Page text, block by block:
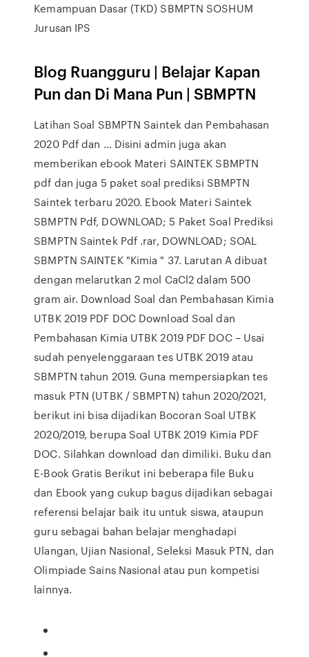
Kemampuan Dasar (TKD) SBMPTN SOSHUM
Jurusan IPS
Blog Ruangguru | Belajar Kapan
Pun dan Di Mana Pun | SBMPTN
Latihan Soal SBMPTN Saintek dan Pembahasan
2020 Pdf dan … Disini admin juga akan
memberikan ebook Materi SAINTEK SBMPTN
pdf dan juga 5 paket soal prediksi SBMPTN
Saintek terbaru 2020. Ebook Materi Saintek
SBMPTN Pdf, DOWNLOAD; 5 Paket Soal Prediksi
SBMPTN Saintek Pdf .rar, DOWNLOAD; SOAL
SBMPTN SAINTEK "Kimia " 37. Larutan A dibuat
dengan melarutkan 2 mol CaCl2 dalam 500
gram air. Download Soal dan Pembahasan Kimia
UTBK 2019 PDF DOC Download Soal dan
Pembahasan Kimia UTBK 2019 PDF DOC – Usai
sudah penyelenggaraan tes UTBK 2019 atau
SBMPTN tahun 2019. Guna mempersiapkan tes
masuk PTN (UTBK / SBMPTN) tahun 2020/2021,
berikut ini bisa dijadikan Bocoran Soal UTBK
2020/2019, berupa Soal UTBK 2019 Kimia PDF
DOC. Silahkan download dan dimiliki. Buku dan
E-Book Gratis Berikut ini beberapa file Buku
dan Ebook yang cukup bagus dijadikan sebagai
referensi belajar baik itu untuk siswa, ataupun
guru sebagai bahan belajar menghadapi
Ulangan, Ujian Nasional, Seleksi Masuk PTN, dan
Olimpiade Sains Nasional atau pun kompetisi
lainnya.